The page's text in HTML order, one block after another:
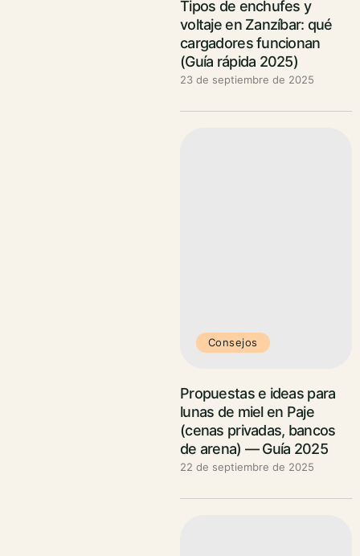
Tipos de enchufes y
voltaje en Zanzíbar: qué
cargadores funcionan
(Guía rápida 2025)
23 de septiembre de 2025
Consejos
Propuestas e ideas para
lunas de miel en Paje
(cenas privadas, bancos
de arena) — Guía 2025
22 de septiembre de 2025